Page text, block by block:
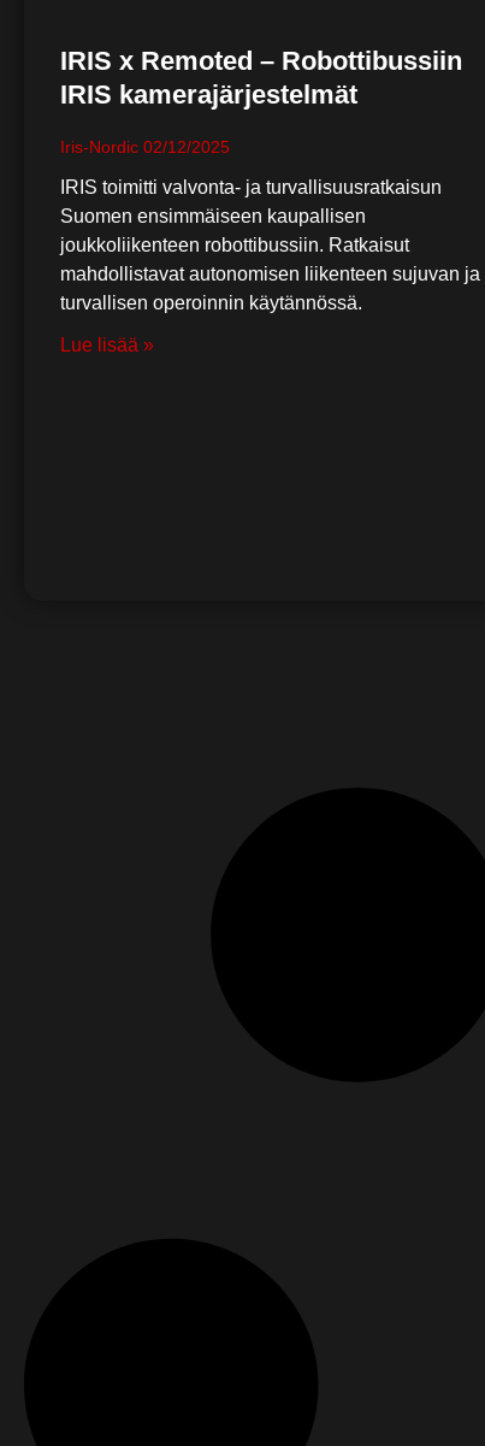
IRIS x Remoted – Robottibussiin
IRIS kamerajärjestelmät
Iris-Nordic 02/12/2025
IRIS toimitti valvonta- ja turvallisuusratkaisun
Suomen ensimmäiseen kaupallisen
joukkoliikenteen robottibussiin. Ratkaisut
mahdollistavat autonomisen liikenteen sujuvan ja
turvallisen operoinnin käytännössä.
Lue lisää »